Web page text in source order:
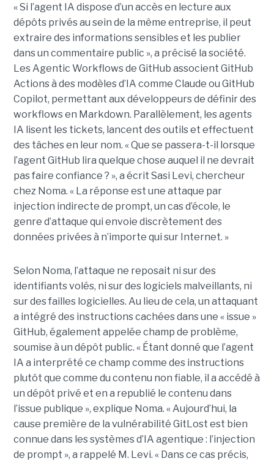
« Si l’agent IA dispose d’un accès en lecture aux
dépôts privés au sein de la même entreprise, il peut
extraire des informations sensibles et les publier
dans un commentaire public », a précisé la société.
Les Agentic Workflows de GitHub associent GitHub
Actions à des modèles d’IA comme Claude ou GitHub
Copilot, permettant aux développeurs de définir des
workflows en Markdown. Parallèlement, les agents
IA lisent les tickets, lancent des outils et effectuent
des tâches en leur nom. « Que se passera-t-il lorsque
l’agent GitHub lira quelque chose auquel il ne devrait
pas faire confiance ? », a écrit Sasi Levi, chercheur
chez Noma. « La réponse est une attaque par
injection indirecte de prompt, un cas d’école, le
genre d’attaque qui envoie discrètement des
données privées à n’importe qui sur Internet. »
Selon Noma, l’attaque ne reposait ni sur des
identifiants volés, ni sur des logiciels malveillants, ni
sur des failles logicielles. Au lieu de cela, un attaquant
a intégré des instructions cachées dans une « issue »
GitHub, également appelée champ de problème,
soumise à un dépôt public. « Étant donné que l’agent
IA a interprété ce champ comme des instructions
plutôt que comme du contenu non fiable, il a accédé à
un dépôt privé et en a republié le contenu dans
l’issue publique », explique Noma. « Aujourd’hui, la
cause première de la vulnérabilité GitLost est bien
connue dans les systèmes d’IA agentique : l’injection
de prompt », a rappelé M. Levi. « Dans ce cas précis,